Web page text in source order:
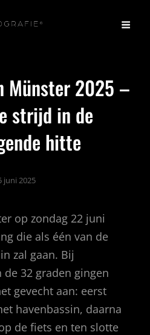
Münster 2025 –
strijd in de
hitte
juni 2025
op zondag 22 juni
die als één van de
zal gaan. Bij
32 graden gingen
gevecht aan: eerst
havenbassin, daarna
de fiets en ten slotte